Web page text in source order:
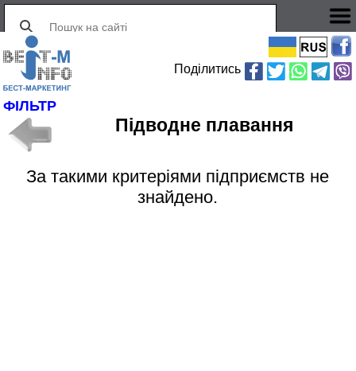
Поділитись
ФІЛЬТР
Підводне плавання
За такими критеріями підприємств не
знайдено.